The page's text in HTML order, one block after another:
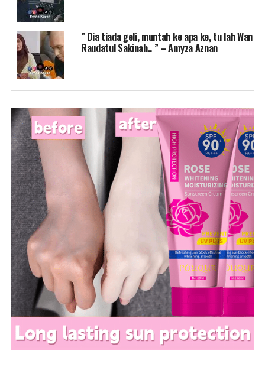
” Dia tiada geli, muntah ke apa ke, tu lah Wan
Raudatul Sakinah.. ” – Amyza Aznan